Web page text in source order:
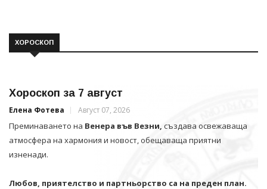
ХОРОСКОП
Хороскоп за 7 август
Елена Фотева Август 07, 2026
Преминаването на Венера във Везни, създава освежаваща
атмосфера на хармония и новост, обещаваща приятни
изненади.
Любов, приятелство и партньорство са на преден план.